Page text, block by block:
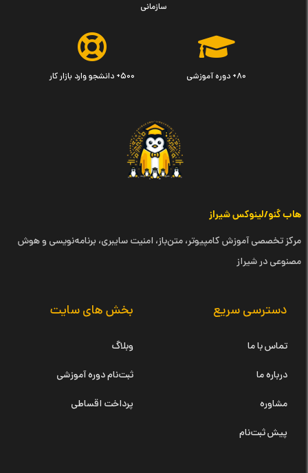
سازمانی
۸۰+ دوره آموزشی ۵۰۰+ دانشجو وارد بازار کار
هاب گنو/لینوکس شیراز
مرکز تخصصی آموزش کامپیوتر، متن‌باز، امنیت سایبری، برنامه‌نویسی و هوش
مصنوعی در شیراز
دسترسی سریع
تماس با ما
درباره ما
مشاوره
پیش ثبت‌نام
بخش های سایت
وبلاگ
ثبت‌نام دوره آموزشی
پرداخت اقساطی